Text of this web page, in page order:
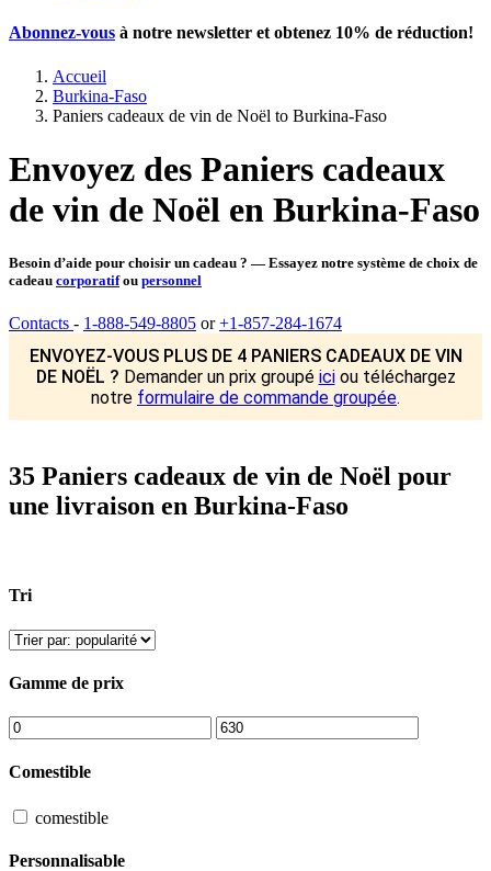
Abonnez-vous à notre newsletter et obtenez 10% de réduction!
Accueil
Burkina-Faso
Paniers cadeaux de vin de Noël to Burkina-Faso
Envoyez des Paniers cadeaux
de vin de Noël en Burkina-Faso
Besoin d’aide pour choisir un cadeau ? — Essayez notre système de choix de
cadeau corporatifou personnel
Contacts - 1-888-549-8805 or+1-857-284-1674
ENVOYEZ-VOUS PLUS DE 4 PANIERS CADEAUX DE VIN
DE NOËL ? Demander un prix groupé iciou téléchargez
notre formulaire de commande groupée.
35 Paniers cadeaux de vin de Noël pour
une livraison en Burkina-Faso
Tri
Gamme de prix
Comestible
comestible
Personnalisable